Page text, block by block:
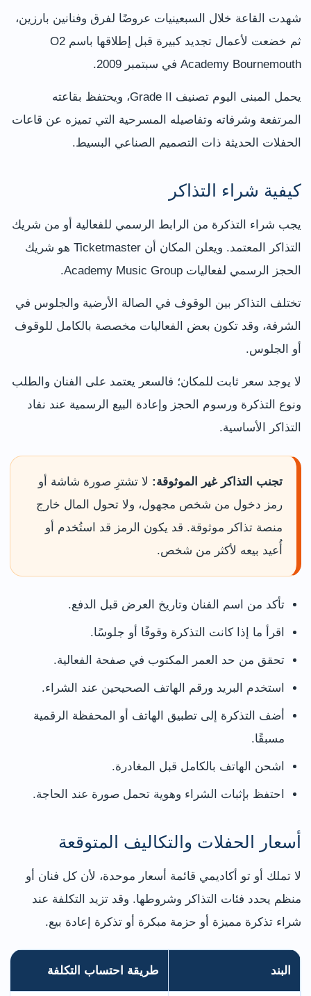
شهدت القاعة خلال السبعينيات عروضًا لفرق وفنانين بارزين،
ثم خضعت لأعمال تجديد كبيرة قبل إطلاقها باسم O2
Academy Bournemouth في سبتمبر 2009.
يحمل المبنى اليوم تصنيف Grade II، ويحتفظ بقاعته
المرتفعة وشرفاته وتفاصيله المسرحية التي تميزه عن قاعات
الحفلات الحديثة ذات التصميم الصناعي البسيط.
كيفية شراء التذاكر
يجب شراء التذكرة من الرابط الرسمي للفعالية أو من شريك
التذاكر المعتمد. ويعلن المكان أن Ticketmaster هو شريك
الحجز الرسمي لفعاليات Academy Music Group.
تختلف التذاكر بين الوقوف في الصالة الأرضية والجلوس في
الشرفة، وقد تكون بعض الفعاليات مخصصة بالكامل للوقوف
أو الجلوس.
لا يوجد سعر ثابت للمكان؛ فالسعر يعتمد على الفنان والطلب
ونوع التذكرة ورسوم الحجز وإعادة البيع الرسمية عند نفاد
التذاكر الأساسية.
تجنب التذاكر غير الموثوقة: لا تشترِ صورة شاشة أو
رمز دخول من شخص مجهول، ولا تحول المال خارج
منصة تذاكر موثوقة. قد يكون الرمز قد استُخدم أو
أُعيد بيعه لأكثر من شخص.
تأكد من اسم الفنان وتاريخ العرض قبل الدفع.
اقرأ ما إذا كانت التذكرة وقوفًا أو جلوسًا.
تحقق من حد العمر المكتوب في صفحة الفعالية.
استخدم البريد ورقم الهاتف الصحيحين عند الشراء.
أضف التذكرة إلى تطبيق الهاتف أو المحفظة الرقمية
مسبقًا.
اشحن الهاتف بالكامل قبل المغادرة.
احتفظ بإثبات الشراء وهوية تحمل صورة عند الحاجة.
أسعار الحفلات والتكاليف المتوقعة
لا تملك أو تو أكاديمي قائمة أسعار موحدة، لأن كل فنان أو
منظم يحدد فئات التذاكر وشروطها. وقد تزيد التكلفة عند
شراء تذكرة مميزة أو حزمة مبكرة أو تذكرة إعادة بيع.
البند طريقة احتساب التكلفة